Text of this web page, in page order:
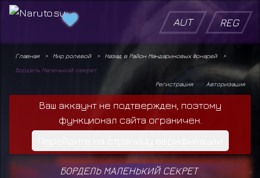
AUT REG
Главная Мир ролевой
Назад в Район Мандариновых Фонарей
Бордель Маленький секрет
Авторизация
Регистрация
Ваш аккаунт не подтвержден, поэтому
функционал сайта ограничен.
БОРДЕЛЬ МАЛЕНЬКИЙ СЕКРЕТ